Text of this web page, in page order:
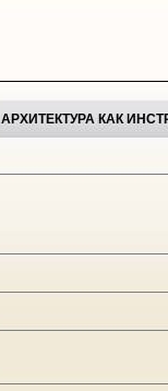
АРХИТЕКТУРА КАК